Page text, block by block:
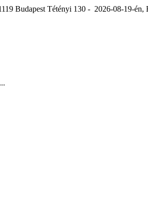
Budapest Tétényi 130 - 2026-08-19-